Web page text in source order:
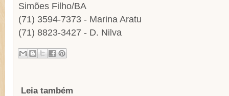
Simões Filho/BA
(71) 3594-7373 - Marina Aratu
(71) 8823-3427 - D. Nilva
Leia também